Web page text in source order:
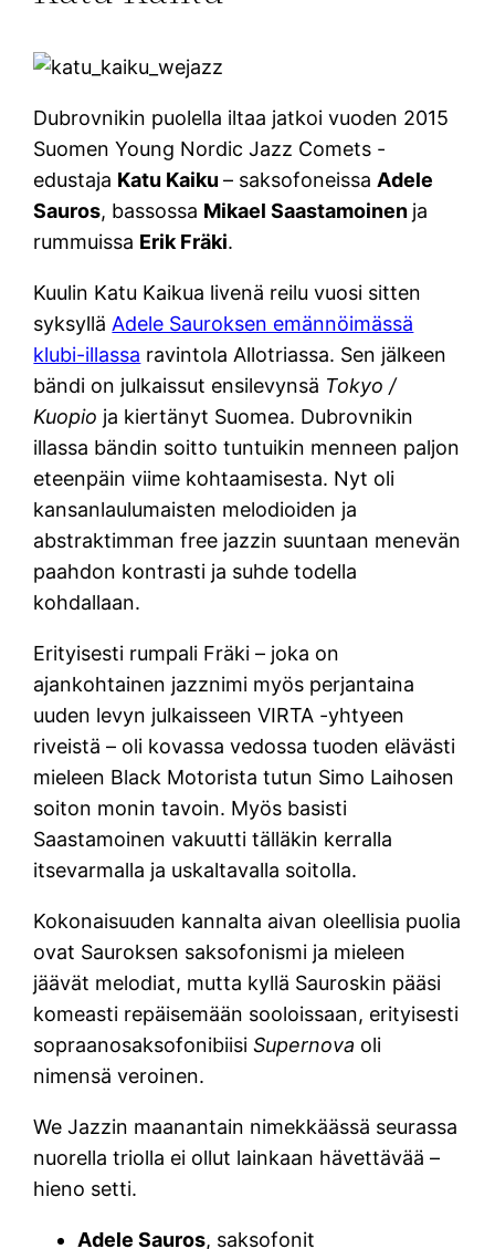
Dubrovnikin puolella iltaa jatkoi vuoden 2015
Suomen Young Nordic Jazz Comets -
edustaja Katu Kaiku– saksofoneissa Adele
Sauros, bassossa Mikael Saastamoinen ja
rummuissa Erik Fräki.
Kuulin Katu Kaikua livenä reilu vuosi sitten
syksyllä Adele Sauroksen emännöimässä
klubi-illassa ravintola Allotriassa. Sen jälkeen
bändi on julkaissut ensilevynsä Tokyo /
Kuopio ja kiertänyt Suomea. Dubrovnikin
illassa bändin soitto tuntuikin menneen paljon
eteenpäin viime kohtaamisesta. Nyt oli
kansanlaulumaisten melodioiden ja
abstraktimman free jazzin suuntaan menevän
paahdon kontrasti ja suhde todella
kohdallaan.
Erityisesti rumpali Fräki – joka on
ajankohtainen jazznimi myös perjantaina
uuden levyn julkaisseen VIRTA -yhtyeen
riveistä – oli kovassa vedossa tuoden elävästi
mieleen Black Motorista tutun Simo Laihosen
soiton monin tavoin. Myös basisti
Saastamoinen vakuutti tälläkin kerralla
itsevarmalla ja uskaltavalla soitolla.
Kokonaisuuden kannalta aivan oleellisia puolia
ovat Sauroksen saksofonismi ja mieleen
jäävät melodiat, mutta kyllä Sauroskin pääsi
komeasti repäisemään sooloissaan, erityisesti
sopraanosaksofonibiisiSupernova oli
nimensä veroinen.
We Jazzin maanantain nimekkäässä seurassa
nuorella triolla ei ollut lainkaan hävettävää –
hieno setti.
Adele Sauros, saksofonit